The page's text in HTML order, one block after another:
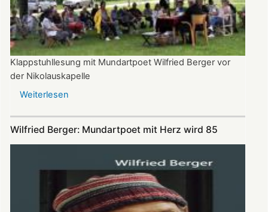
Klappstuhllesung mit Mundartpoet Wilfried Berger vor
der Nikolauskapelle
Weiterlesen
und
Idee“
Wilfried Berger: Mundartpoet mit Herz wird 85